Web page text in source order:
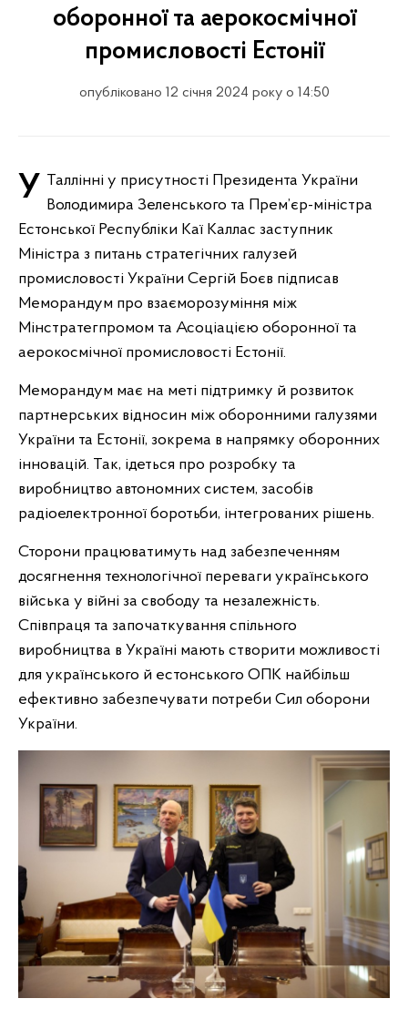
оборонної та аерокосмічної
промисловості Естонії
опубліковано 12 січня 2024 року о 14:50
У Таллінні у присутності Президента України Володимира Зеленського та Прем’єр-міністра
Естонської Республіки Каї Каллас заступник
Міністра з питань стратегічних галузей
промисловості України Сергій Боєв підписав
Меморандум про взаєморозуміння між
Мінстратегпромом та Асоціацією оборонної та
аерокосмічної промисловості Естонії.
Меморандум має на меті підтримку й розвиток
партнерських відносин між оборонними галузями
України та Естонії, зокрема в напрямку оборонних
інновацій. Так, ідеться про розробку та
виробництво автономних систем, засобів
радіоелектронної боротьби, інтегрованих рішень.
Сторони працюватимуть над забезпеченням
досягнення технологічної переваги українського
війська у війні за свободу та незалежність.
Співпраця та започаткування спільного
виробництва в Україні мають створити можливості
для українського й естонського ОПК найбільш
ефективно забезпечувати потреби Сил оборони
України.